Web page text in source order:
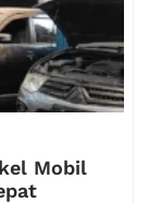
Mobil